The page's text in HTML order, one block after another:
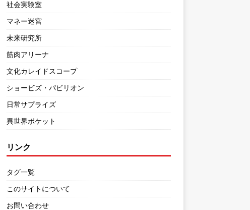
社会実験室
マネー迷宮
未来研究所
筋肉アリーナ
文化カレイドスコープ
ショービズ・パビリオン
日常サプライズ
異世界ポケット
リンク
タグ一覧
このサイトについて
お問い合わせ